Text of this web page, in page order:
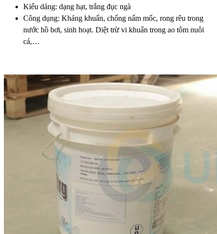
Kiểu dáng: dạng hạt, trắng đục ngà
Công dụng: Kháng khuẩn, chống nấm mốc, rong rêu trong
nước hồ bơi, sinh hoạt. Diệt trừ vi khuẩn trong ao tôm nuôi
cá,…